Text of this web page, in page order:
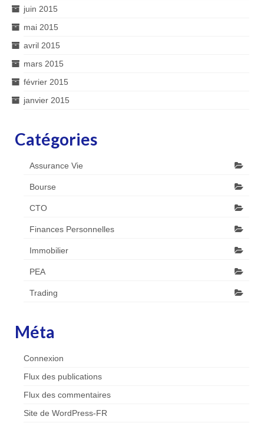
juin 2015
mai 2015
avril 2015
mars 2015
février 2015
janvier 2015
Catégories
Assurance Vie
Bourse
CTO
Finances Personnelles
Immobilier
PEA
Trading
Méta
Connexion
Flux des publications
Flux des commentaires
Site de WordPress-FR